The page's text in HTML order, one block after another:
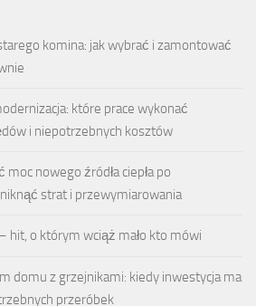
komina: jak wybrać i zamontować
które prace wykonać
i niepotrzebnych kosztów
moc nowego źródła ciepła po
strat i przewymiarowania
hit, o którym wciąż mało kto mówi
domu z grzejnikami: kiedy inwestycja ma
przeróbek